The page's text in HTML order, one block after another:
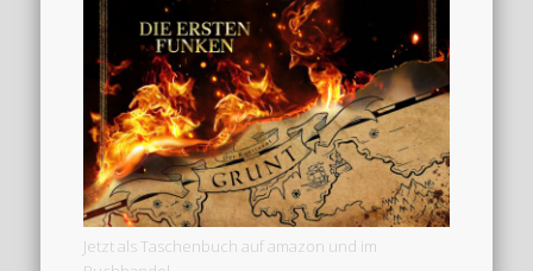
Jetzt als Taschenbuch auf amazon und im